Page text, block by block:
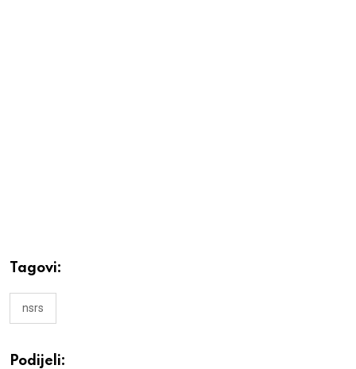
Tagovi:
nsrs
Podijeli: